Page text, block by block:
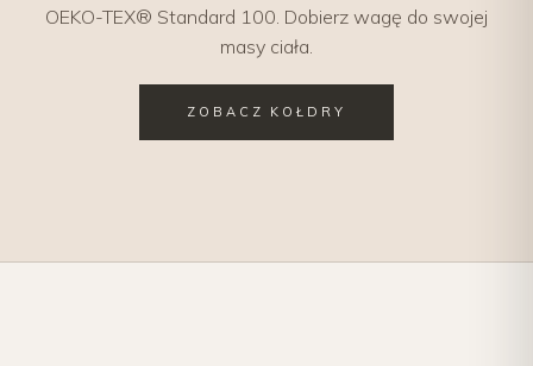
OEKO-TEX® Standard 100. Dobierz wagę do swojej
masy ciała.
ZOBACZ KOŁDRY